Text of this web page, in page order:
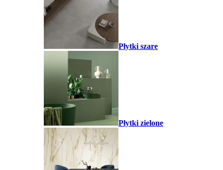
Płytki szare
Płytki zielone